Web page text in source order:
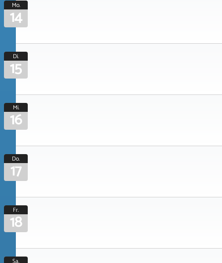
Mo.
14
Di.
15
Mi.
16
Do.
17
Fr.
18